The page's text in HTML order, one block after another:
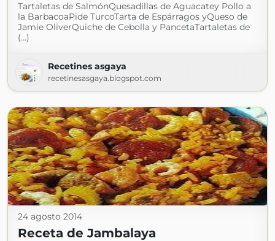
Tartaletas de SalmónQuesadillas de Aguacatey Pollo a
la BarbacoaPide TurcoTarta de Espárragos yQueso de
Jamie OliverQuiche de Cebolla y PancetaTartaletas de
(...)
Recetines asgaya
recetinesasgaya.blogspot.com
24 agosto 2014
Receta de Jambalaya